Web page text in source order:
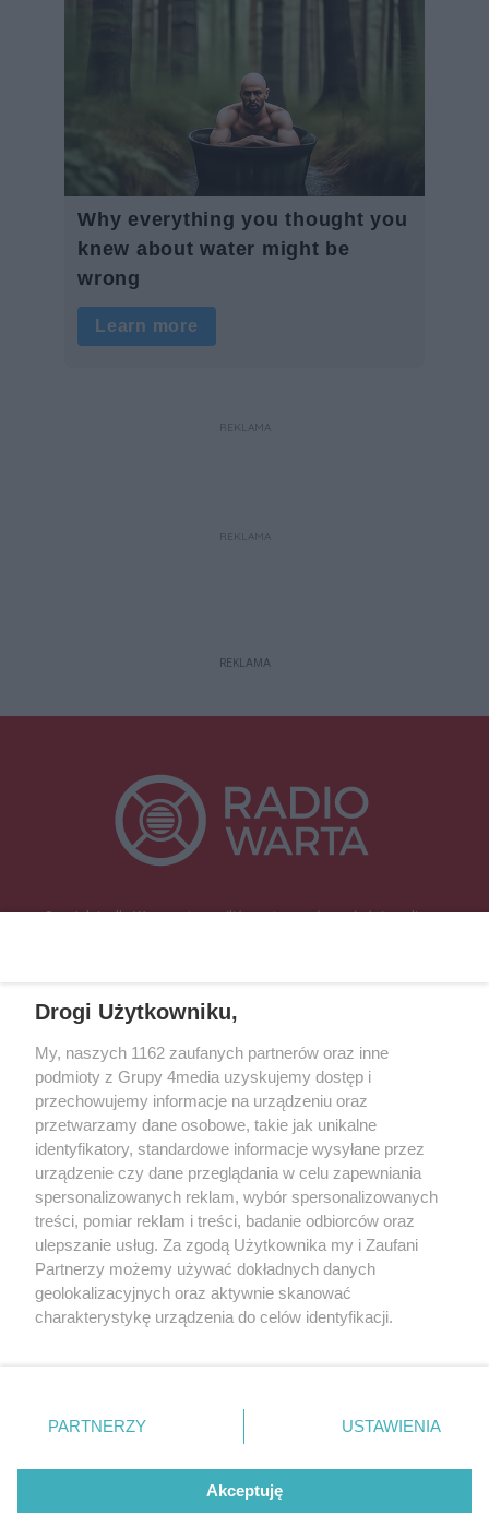
REKLAMA
REKLAMA
REKLAMA
Specjalnie dla Was postanowiliśmy stworzyć rozgłośnię radiową
Śrem, Jarocin, Gniezno, Ostrów Wlkp.).
Kontakt Reklama Patronat
Dane firmowe
Regulamin serwisu i ogłoszeń drobnych
Regulamin konkursów
Polityka prywatności
Przetwarzanie danych osobowych
Zapisz się do newslettera
Dołącz do grona ludzi najlepiej poinformowanych!
Zapisz się »
Drogi Użytkowniku,
My, naszych 1162 zaufanych partnerów oraz inne
podmioty z Grupy 4media uzyskujemy dostęp i
przechowujemy informacje na urządzeniu oraz
przetwarzamy dane osobowe, takie jak unikalne
identyfikatory, standardowe informacje wysyłane przez
urządzenie czy dane przeglądania w celu zapewniania
spersonalizowanych reklam, wybór spersonalizowanych
treści, pomiar reklam i treści, badanie odbiorców oraz
ulepszanie usług. Za zgodą Użytkownika my i Zaufani
Partnerzy możemy używać dokładnych danych
geolokalizacyjnych oraz aktywnie skanować
charakterystykę urządzenia do celów identyfikacji.
zmienić/wycofać klikając przycisk ustawień prywatności
znajdujący się w lewym dolnym rogu strony
. Niektóre
użytkownika, ale masz prawo sprzeciwić się takiemu
przetwarzaniu. Preferencje będą miały zastosowania tylko
PARTNERZY USTAWIENIA
Akceptuję